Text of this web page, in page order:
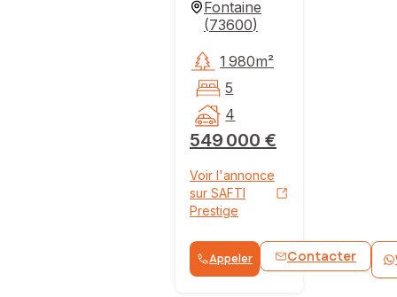
Fontaine
(73600)
549 000 €
1 980m²
5
4
Voir l'annonce
sur SAFTI
Prestige
Appeler Contacter